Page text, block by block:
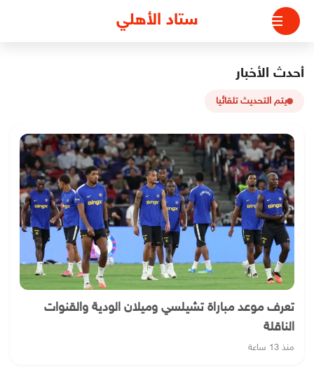
التجاوز
المحتوى
ستاد الأهلي
أحدث الأخبار
يتم التحديث تلقائيا
تعرف موعد مباراة تشيلسي وميلان الودية والقنوات
الناقلة
منذ 13 ساعة